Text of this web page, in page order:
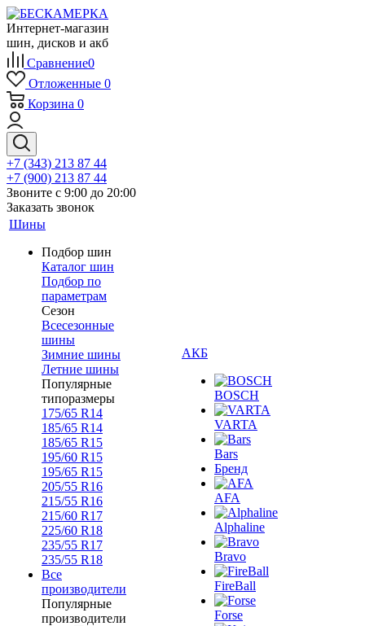
Интернет-магазин
шин, дисков и акб
Сравнение0
Отложенные 0
Корзина 0
+7 (343) 213 87 44
+7 (900) 213 87 44
Звоните с 9:00 до 20:00
Заказать звонок
Шины
Подбор шин
Каталог шин
Подбор по
параметрам
Сезон
Всесезонные
шины
Зимние шины
Летние шины
Популярные
типоразмеры
175/65 R14
185/65 R14
185/65 R15
195/60 R15
195/65 R15
205/55 R16
215/55 R16
215/60 R17
225/60 R18
235/55 R17
235/55 R18
Все
производители
Популярные
производители
АКБ
BOSCH
VARTA
Bars
Бренд
AFA
Alphaline
Bravo
FireBall
Forse